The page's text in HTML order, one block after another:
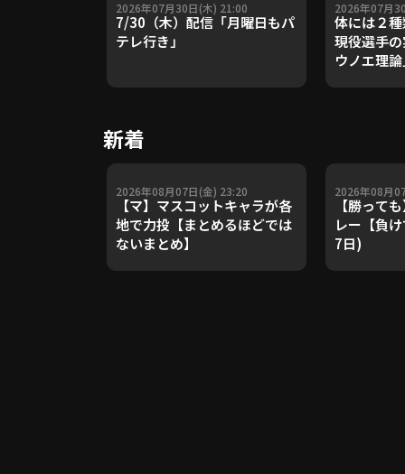
2026年07月30日(木) 21:00
7/30（木）配信「月曜日もパ
テレ行き」
2026年07月
体には２
現役選手
ウノエ理
新着
2026年08月07日(金) 23:20
【マ】マスコットキャラが各
地で力投【まとめるほどでは
ないまとめ】
2026年08月
【勝って
レー【負
7日)